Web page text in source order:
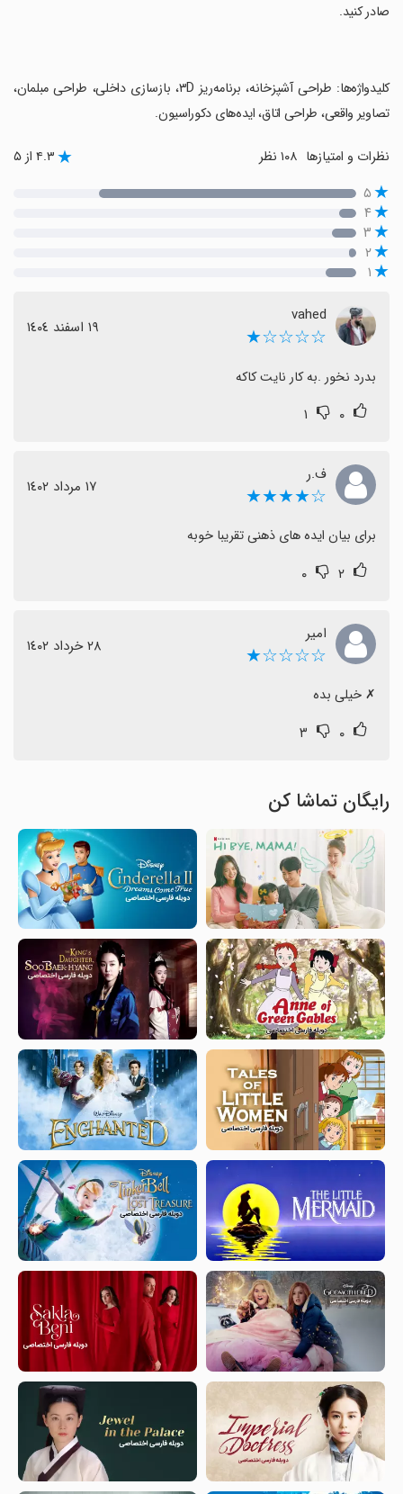
صادر کنید.
‏کلیدواژه‌ها: طراحی آشپزخانه، برنامه‌ریز ۳D، بازسازی داخلی، طراحی مبلمان،
تصاویر واقعی، طراحی اتاق، ایده‌های دکوراسیون.
نظرات و امتیازها ۴.۳ از ۵
۵
۴
۳
۲
۱
vahed
☆☆☆☆★ ١٩ اسفند ١٤٠٤
بدرد نخور .به کار نایت کاکه
۰ ۱
ف.ر
☆★★★★ ١٧ مرداد ١٤٠٢
برای بیان ایده های ذهنی تقریبا خوبه
۲ ۰
امیر
☆☆☆☆★ ٢٨ خرداد ١٤٠٢
‏✗ خیلی بده
۰ ۳
رایگان تماشا کن